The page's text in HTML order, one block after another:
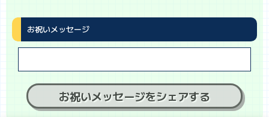
お祝いメッセージ
お祝いメッセージをシェアする